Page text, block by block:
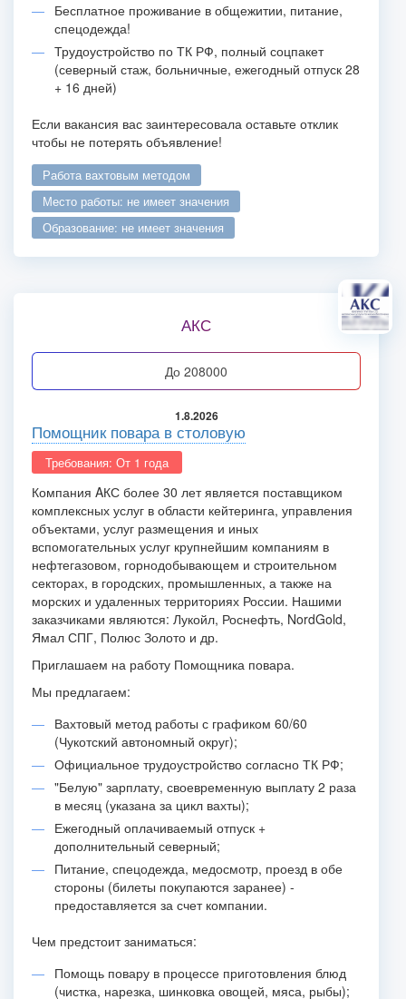
Бесплатное проживание в общежитии, питание,
спецодежда!
Трудоустройство по ТК РФ, полный соцпакет
(северный стаж, больничные, ежегодный отпуск 28
+ 16 дней)
Если вакансия вас заинтересовала оставьте отклик
чтобы не потерять объявление!
работа вахтовым методом
место работы: не имеет значения
образование: не имеет значения
АКС
до 208000
1.8.2026
Помощник повара в столовую
Требования: От 1 года
Компания AКС более 30 лет является поставщиком
комплексных услуг в области кейтеринга, управления
объектами, услуг размещения и иных
вспомогательных услуг крупнейшим компаниям в
нефтегазовом, горнодобывающем и строительном
секторах, в городских, промышленных, а также на
морских и удаленных территориях России. Нашими
заказчиками являются: Лукойл, Роснефть, NordGold,
Ямал СПГ, Полюс Золото и др.
Приглашаем на работу Помощника повара.
Мы предлагаем:
Вахтовый метод работы с графиком 60/60
(Чукотский автономный округ);
Официальное трудоустройство согласно ТК РФ;
"Белую" зарплату, своевременную выплату 2 раза
в месяц (указана за цикл вахты);
Ежегодный оплачиваемый отпуск +
дополнительный северный;
Питание, спецодежда, медосмотр, проезд в обе
стороны (билеты покупаются заранее) -
предоставляется за счет компании.
Чем предстоит заниматься:
Помощь повару в процессе приготовления блюд
(чистка, нарезка, шинковка овощей, мяса, рыбы);